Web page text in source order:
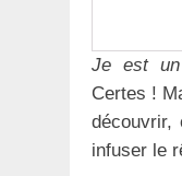
Je est
Certes !
découvrir,
infuser le